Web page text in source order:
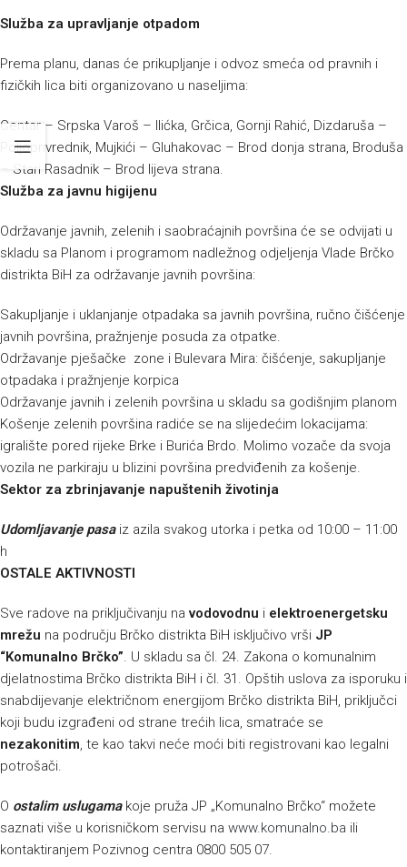
Služba za upravljanje otpadom
Prema planu, danas će prikupljanje i odvoz smeća od pravnih i
fizičkih lica biti organizovano u naseljima:
Centar – Srpska Varoš – Ilićka, Grčica, Gornji Rahić, Dizdaruša –
Poljoprivrednik, Mujkići – Gluhakovac – Brod donja strana, Broduša
– Stari Rasadnik – Brod lijeva strana.
Služba za javnu higijenu
Održavanje javnih, zelenih i saobraćajnih površina će se odvijati u
skladu sa Planom i programom nadležnog odjeljenja Vlade Brčko
distrikta BiH za održavanje javnih površina:
Sakupljanje i uklanjanje otpadaka sa javnih površina, ručno čišćenje
javnih površina, pražnjenje posuda za otpatke.
Održavanje pješačke zone i Bulevara Mira: čišćenje, sakupljanje
otpadaka i pražnjenje korpica
Održavanje javnih i zelenih površina u skladu sa godišnjim planom
Košenje zelenih površina radiće se na slijedećim lokacijama:
igralište pored rijeke Brke i Burića Brdo. Molimo vozače da svoja
vozila ne parkiraju u blizini površina predviđenih za košenje.
Sektor za zbrinjavanje napuštenih životinja
Udomljavanje pasaiz azila svakog utorka i petka od 10:00 – 11:00
h
OSTALE AKTIVNOSTI
Sve radove na priključivanju navodovodnu i elektroenergetsku
mrežu na području Brčko distrikta BiH isključivo vrši JP
“Komunalno Brčko”. U skladu sa čl. 24. Zakona o komunalnim
djelatnostima Brčko distrikta BiH i čl. 31. Opštih uslova za isporuku i
snabdijevanje električnom energijom Brčko distrikta BiH, priključci
koji budu izgrađeni od strane trećih lica, smatraće se
nezakonitim, te kao takvi neće moći biti registrovani kao legalni
potrošači.
O ostalim uslugamakoje pruža JP „Komunalno Brčko“ možete
saznati više u korisničkom servisu na www.komunalno.ba ili
kontaktiranjem Pozivnog centra 0800 505 07.